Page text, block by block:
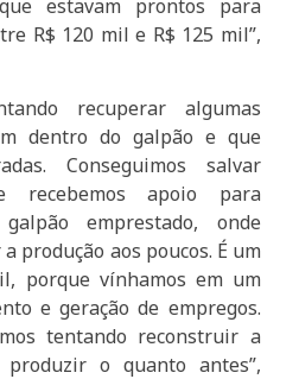
estavam prontos para
R$ 120 mil e R$ 125 mil”,
recuperar algumas
dentro do galpão e que
Conseguimos salvar
recebemos apoio para
emprestado, onde
produção aos poucos. É um
porque vínhamos em um
e geração de empregos.
tentando reconstruir a
o quanto antes”,